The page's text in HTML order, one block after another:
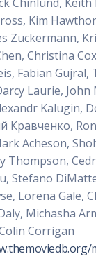
Kim
Zuckermann,
Christina
Fabian Gujral,
Laurie, John
Kalugin,
Кравченко,
Acheson,
Thompson,
Stefano
Lorena Gale,
Michasha
Corrigan